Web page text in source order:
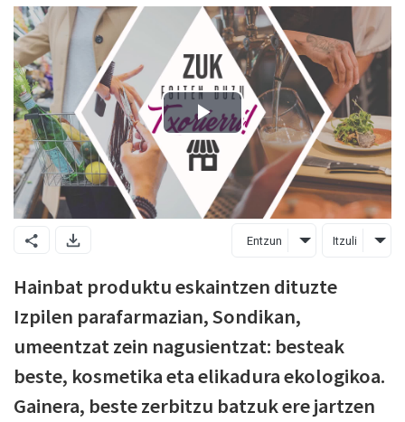
Entzun Itzuli
Hainbat produktu eskaintzen dituzte
Izpilen parafarmazian, Sondikan,
umeentzat zein nagusientzat: besteak
beste, kosmetika eta elikadura ekologikoa.
Gainera, beste zerbitzu batzuk ere jartzen